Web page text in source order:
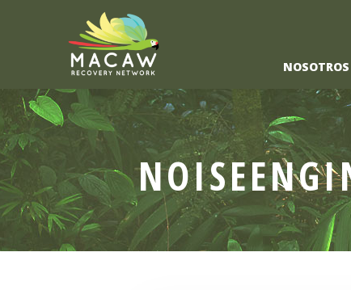
NOSOTROS